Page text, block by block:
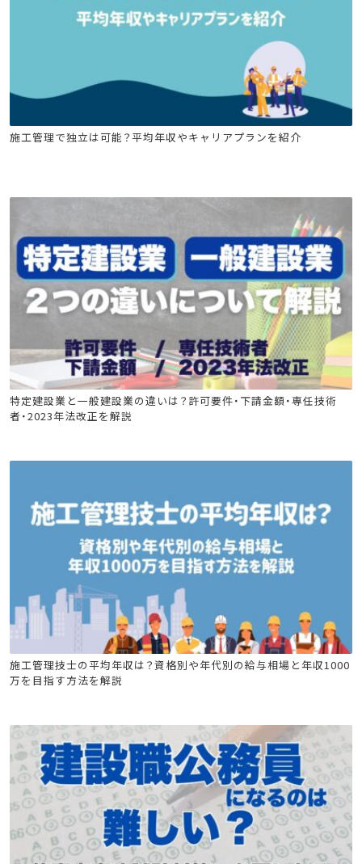
建設キャリア転職 建築施工管理技士 土木施工管理技士
施工管理で独立は可能？平均年収やキャリアプランを紹介
造園施工管理技士 建築施工管理技士 土木施工管理技士
電気工事施工管理技士 管工事施工管理技士
特定建設業と一般建設業の違いは？許可要件・下請金額・専任技術
者・2023年法改正を解説
建設キャリア転職 造園施工管理技士 建築施工管理技士
土木施工管理技士 電気工事施工管理技士
施工管理技士の平均年収は？資格別や年代別の給与相場と年収1000
万を目指す方法を解説